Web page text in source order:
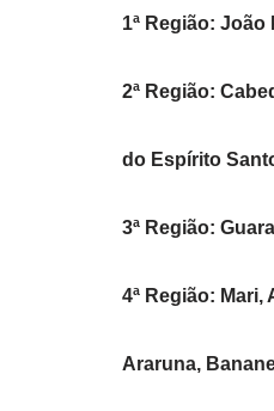
1ª Região: João
2ª Região:
do Espírito
3ª Região:
4ª Região:
Araruna,